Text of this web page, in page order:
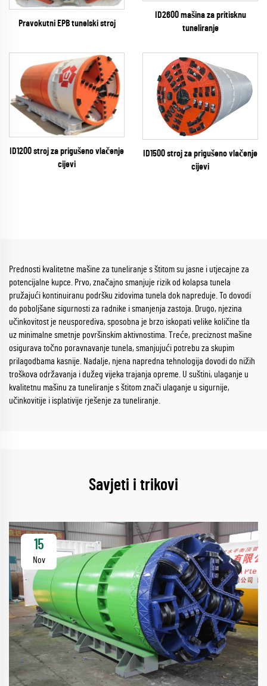
Pravokutni EPB tunelski stroj
ID2600 mašina za pritisknu
tuneliranje
ID1200 stroj za prigušeno vlačenje
cijevi
ID1500 stroj za prigušeno vlačenje
cijevi
Prednosti kvalitetne mašine za tuneliranje s štitom su jasne i utjecajne za
potencijalne kupce. Prvo, značajno smanjuje rizik od kolapsa tunela
pružajući kontinuiranu podršku zidovima tunela dok napreduje. To dovodi
do poboljšane sigurnosti za radnike i smanjenja zastoja. Drugo, njezina
učinkovitost je neusporediva, sposobna je brzo iskopati velike količine tla
uz minimalne smetnje površinskim aktivnostima. Treće, preciznost mašine
osigurava točno poravnavanje tunela, smanjujući potrebu za skupim
prilagodbama kasnije. Nadalje, njena napredna tehnologija dovodi do nižih
troškova održavanja i dužeg vijeka trajanja opreme. U suštini, ulaganje u
kvalitetnu mašinu za tuneliranje s štitom znači ulaganje u sigurnije,
učinkovitije i isplativije rješenje za tuneliranje.
Savjeti i trikovi
15
Nov